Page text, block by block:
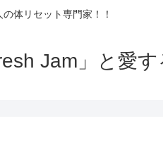
体リセット専門家！！
Jam」と愛す